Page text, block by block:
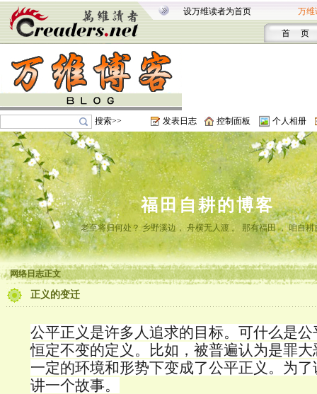
设万维读者为首页 万维
首 页
搜索>> 发表日志 控制面板 个人相册
福田自耕的博客
老至将归何处？ 乡野溪边， 舟横无人渡 。 那有福田 ， 咱自耕
网络日志正文
正义的变迁
公平正义是许多人追求的目标。可什么是
恒定不变的定义。比如，被普遍认为是罪
一定的环境和形势下变成了公平正义。为
讲一个故事。